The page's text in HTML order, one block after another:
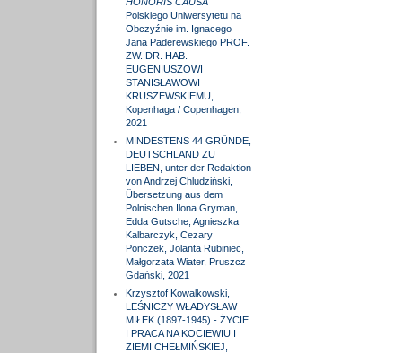
Polskiego Uniwersytetu na
Obczyźnie im. Ignacego
Jana Paderewskiego PROF.
ZW. DR. HAB.
EUGENIUSZOWI
STANISŁAWOWI
KRUSZEWSKIEMU,
Kopenhaga / Copenhagen,
2021
MINDESTENS 44 GRÜNDE,
DEUTSCHLAND ZU
LIEBEN, unter der Redaktion
von Andrzej Chludziński,
Übersetzung aus dem
Polnischen Ilona Gryman,
Edda Gutsche, Agnieszka
Kalbarczyk, Cezary
Ponczek, Jolanta Rubiniec,
Małgorzata Wiater, Pruszcz
Gdański, 2021
Krzysztof Kowalkowski,
LEŚNICZY WŁADYSŁAW
MIŁEK (1897-1945) - ŻYCIE
I PRACA NA KOCIEWIU I
ZIEMI CHEŁMIŃSKIEJ,